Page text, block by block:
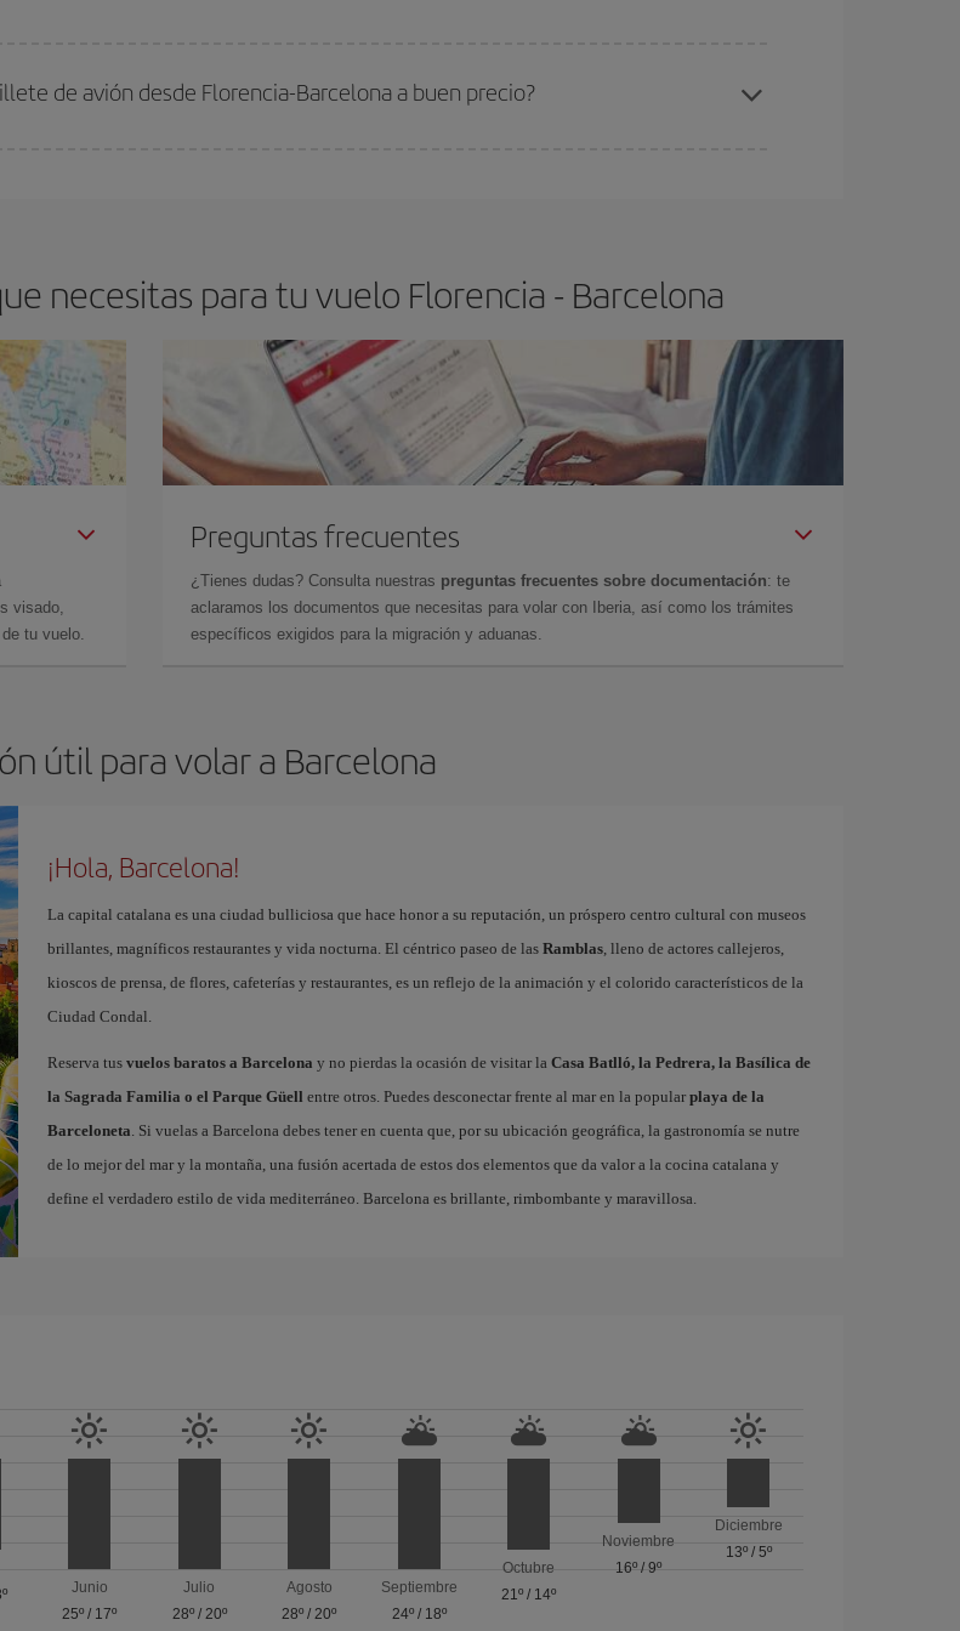
de avión desde Florencia-Barcelona a buen precio?
necesitas para tu vuelo Florencia - Barcelona
visado,
tu vuelo.
Preguntas frecuentes
¿Tienes dudas? Consulta nuestras preguntas frecuentes sobre documentación: te
aclaramos los documentos que necesitas para volar con Iberia, así como los trámites
específicos exigidos para la migración y aduanas.
útil para volar a Barcelona
¡Hola, Barcelona!
La capital catalana es una ciudad bulliciosa que hace honor a su reputación, un próspero centro cultural con museos
brillantes, magníficos restaurantes y vida nocturna. El céntrico paseo de las Ramblas, lleno de actores callejeros,
kioscos de prensa, de flores, cafeterías y restaurantes, es un reflejo de la animación y el colorido característicos de la
Ciudad Condal.
Reserva tus vuelos baratos a Barcelona y no pierdas la ocasión de visitar la Casa Batlló, la Pedrera, la Basílica de
la Sagrada Familia o el Parque Güell entre otros. Puedes desconectar frente al mar en la popular playa de la
Barceloneta. Si vuelas a Barcelona debes tener en cuenta que, por su ubicación geográfica, la gastronomía se nutre
de lo mejor del mar y la montaña, una fusión acertada de estos dos elementos que da valor a la cocina catalana y
define el verdadero estilo de vida mediterráneo. Barcelona es brillante, rimbombante y maravillosa.
Junio
25º / 17º
Julio
28º/ 20º
Agosto
28º /20º
Septiembre
24º/ 18º
Octubre
21º / 14º
Noviembre
16º /9º
Diciembre
13º/ 5º